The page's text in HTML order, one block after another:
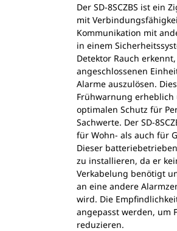
Der SD-8SCZBS ist ein
mit
Kommunikation mit
in einem
Detektor Rauch
angeschlossenen
Alarme auszulösen.
Frühwarnung
optimalen Schutz für
Sachwerte. Der SD-
für Wohn- als auch für
Dieser
zu installieren, da er
Verkabelung benötigt
an eine andere
wird. Die
angepasst werden, um
reduzieren.